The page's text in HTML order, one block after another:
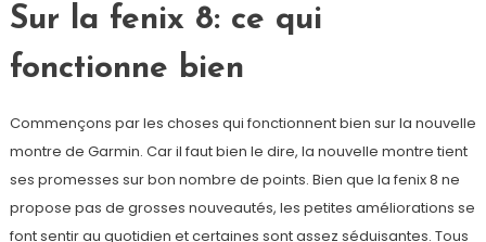
Sur la fenix 8: ce qui
fonctionne bien
Commençons par les choses qui fonctionnent bien sur la nouvelle
montre de Garmin. Car il faut bien le dire, la nouvelle montre tient
ses promesses sur bon nombre de points. Bien que la fenix 8 ne
propose pas de grosses nouveautés, les petites améliorations se
font sentir au quotidien et certaines sont assez séduisantes. Tous